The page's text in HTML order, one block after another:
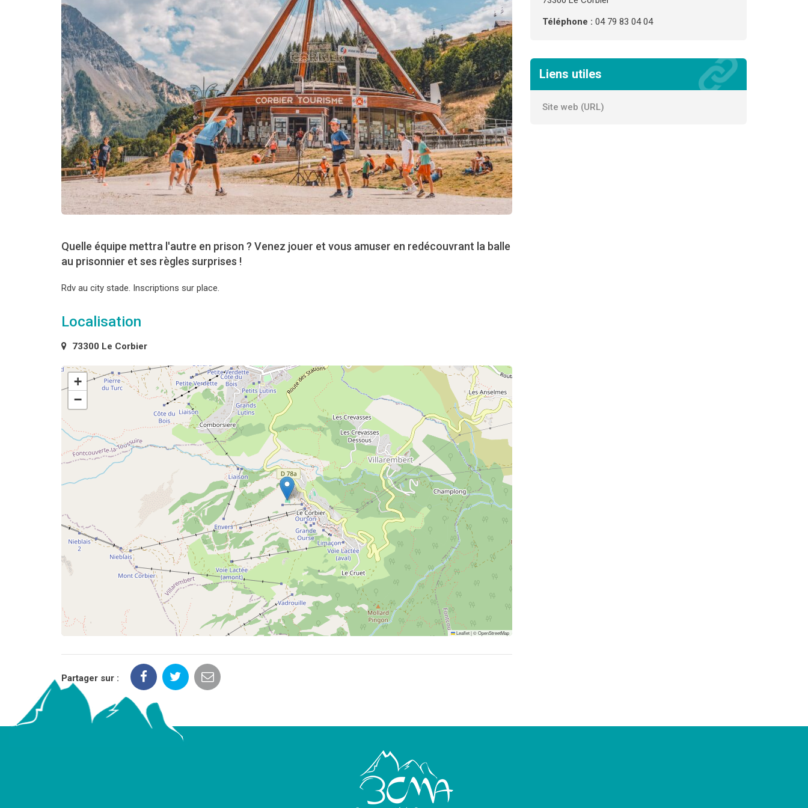
Quelle équipe mettra l'autre en prison ? Venez jouer et vous amuser en redécouvrant la balle
au prisonnier et ses règles surprises !
Rdv au city stade. Inscriptions sur place.
Localisation
73300 Le Corbier
+
−
Leaflet|©OpenStreetMap
Téléphone : 04 79 83 04 04
Liens utiles
Site web (URL)
Partager sur :